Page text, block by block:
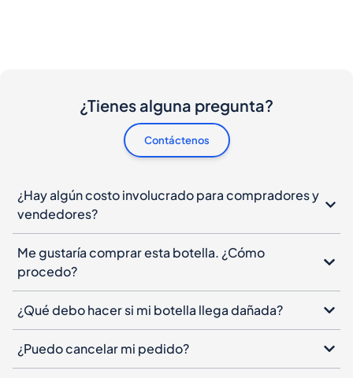
¿Tienes alguna pregunta?
Contáctenos
¿Hay algún costo involucrado para compradores y
vendedores?
Me gustaría comprar esta botella. ¿Cómo
procedo?
¿Qué debo hacer si mi botella llega dañada?
¿Puedo cancelar mi pedido?